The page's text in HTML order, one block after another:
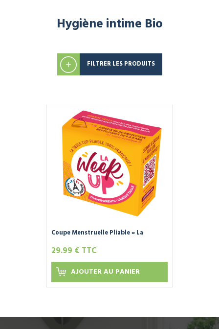
Hygiène intime Bio
FILTRER LES PRODUITS
Coupe Menstruelle Pliable « La
29.99 € TTC
AJOUTER AU PANIER